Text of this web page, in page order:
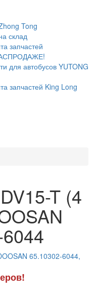
Tong
склад
запчастей
для автобусов YUTONG
запчастей King Long
T (4